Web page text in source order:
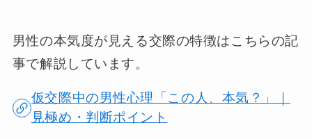
男性の本気度が見える交際の特徴はこちらの記
事で解説しています。
仮交際中の男性心理「この人、本気？」｜
見極め・判断ポイント